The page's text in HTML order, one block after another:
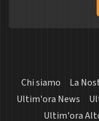
Chi siamo La
Ultim'ora News
Ultim'ora